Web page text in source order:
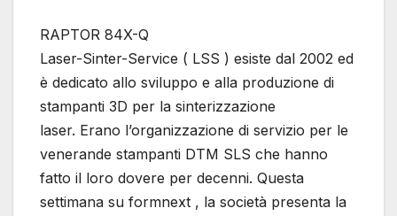
RAPTOR 84X-Q
Laser-Sinter-Service ( LSS ) esiste dal 2002 ed
è dedicato allo sviluppo e alla produzione di
stampanti 3D per la sinterizzazione
laser. Erano l’organizzazione di servizio per le
venerande stampanti DTM SLS che hanno
fatto il loro dovere per decenni. Questa
settimana su formnext , la società presenta la